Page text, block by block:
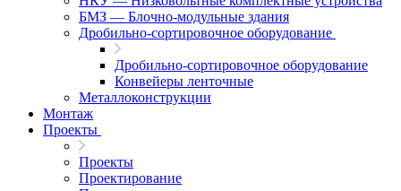
БМЗ — Блочно-модульные здания
Дробильно-сортировочное оборудование
Дробильно-сортировочное оборудование
Конвейеры ленточные
Металлоконструкции
Монтаж
Проекты
Проекты
Проектирование